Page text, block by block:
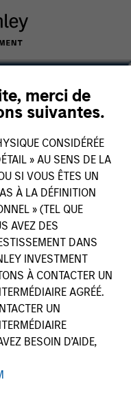
merci de
suivantes.
CONSIDÉRÉE
» AU SENS DE LA
SI VOUS ÊTES UN
À LA DÉFINITION
» (TEL QUE
AVEZ DES
DANS
INVESTMENT
À CONTACTER UN
AGRÉÉ.
UN
BESOIN D’AIDE,
CFA